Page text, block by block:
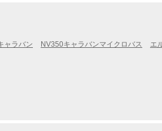
ャラバン NV350キャラバンマイクロバス
エ